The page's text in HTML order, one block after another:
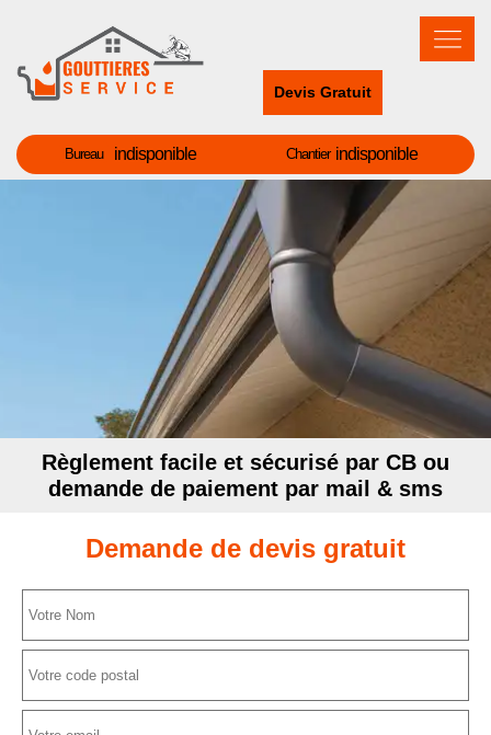
Devis Gratuit
Bureau indisponible Chantier indisponible
Règlement facile et sécurisé par CB ou
demande de paiement par mail & sms
Demande de devis gratuit